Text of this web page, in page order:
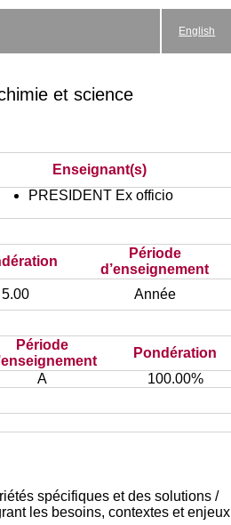
English
et science
Enseignant(s)
PRESIDENT Ex officio
Période
d’enseignement
5.00 Année
Période
Pondération
A 100.00%
spécifiques et des solutions /
les besoins, contextes et enjeux